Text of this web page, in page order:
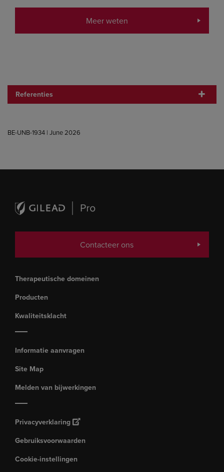
Meer weten
Referenties
BE-UNB-1934 | June 2026
Contacteer ons
Therapeutische domeinen
Producten
Kwaliteitsklacht
Informatie aanvragen
Site Map
Melden van bijwerkingen
Privacyverklaring
Gebruiksvoorwaarden
Cookie-instellingen